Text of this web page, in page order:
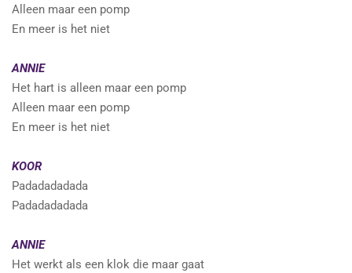
Alleen maar een pomp
En meer is het niet
ANNIE
Het hart is alleen maar een pomp
Alleen maar een pomp
En meer is het niet
KOOR
Padadadadada
Padadadadada
ANNIE
Het werkt als een klok die maar gaat